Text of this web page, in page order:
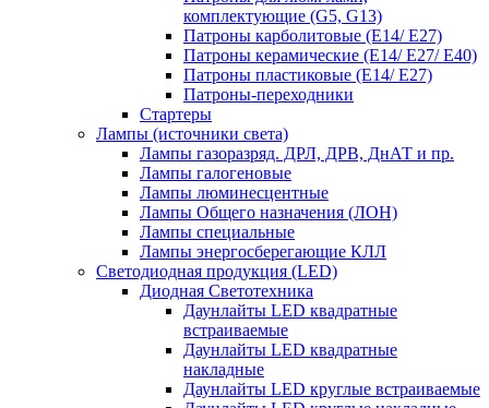
комплектующие (G5, G13)
Патроны карболитовые (E14/ E27)
Патроны керамические (E14/ E27/ E40)
Патроны пластиковые (E14/ E27)
Патроны-переходники
Стартеры
Лампы (источники света)
Лампы газоразряд. ДРЛ, ДРВ, ДнАТ и пр.
Лампы галогеновые
Лампы люминесцентные
Лампы Общего назначения (ЛОН)
Лампы специальные
Лампы энергосберегающие КЛЛ
Светодиодная продукция (LED)
Диодная Светотехника
Даунлайты LED квадратные
встраиваемые
Даунлайты LED квадратные
накладные
Даунлайты LED круглые встраиваемые